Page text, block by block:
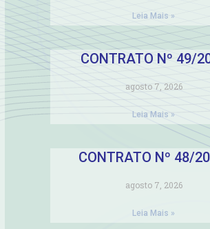
Leia Mais »
CONTRATO Nº 49/
agosto 7, 2026
Leia Mais »
CONTRATO Nº 48/
agosto 7, 2026
Leia Mais »